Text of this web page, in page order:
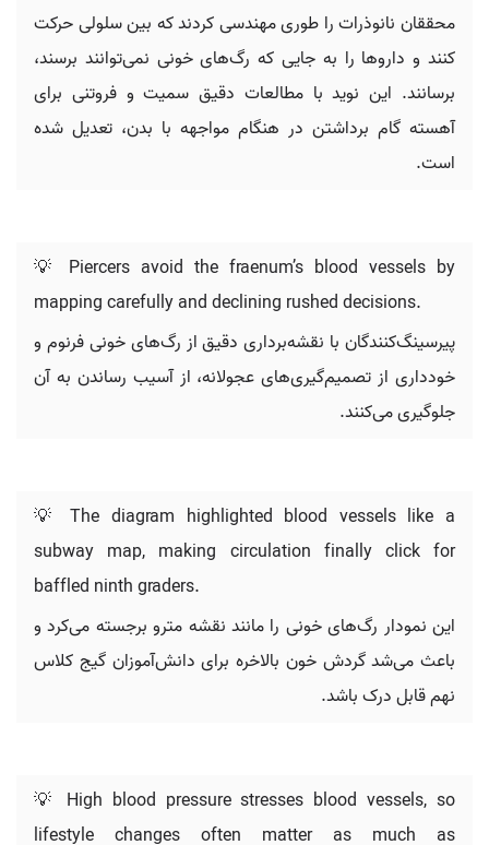
محققان نانوذرات را طوری مهندسی کردند که بین سلولی حرکت
کنند و داروها را به جایی که رگ‌های خونی نمی‌توانند برسند،
برسانند. این نوید با مطالعات دقیق سمیت و فروتنی برای
آهسته گام برداشتن در هنگام مواجهه با بدن، تعدیل شده
است.
💡 Piercers avoid the fraenum’s blood vessels by
mapping carefully and declining rushed decisions.
پیرسینگ‌کنندگان با نقشه‌برداری دقیق از رگ‌های خونی فرنوم و
خودداری از تصمیم‌گیری‌های عجولانه، از آسیب رساندن به آن
جلوگیری می‌کنند.
💡 The diagram highlighted blood vessels like a
subway map, making circulation finally click for
baffled ninth graders.
این نمودار رگ‌های خونی را مانند نقشه مترو برجسته می‌کرد و
باعث می‌شد گردش خون بالاخره برای دانش‌آموزان گیج کلاس
نهم قابل درک باشد.
💡 High blood pressure stresses blood vessels, so
lifestyle changes often matter as much as